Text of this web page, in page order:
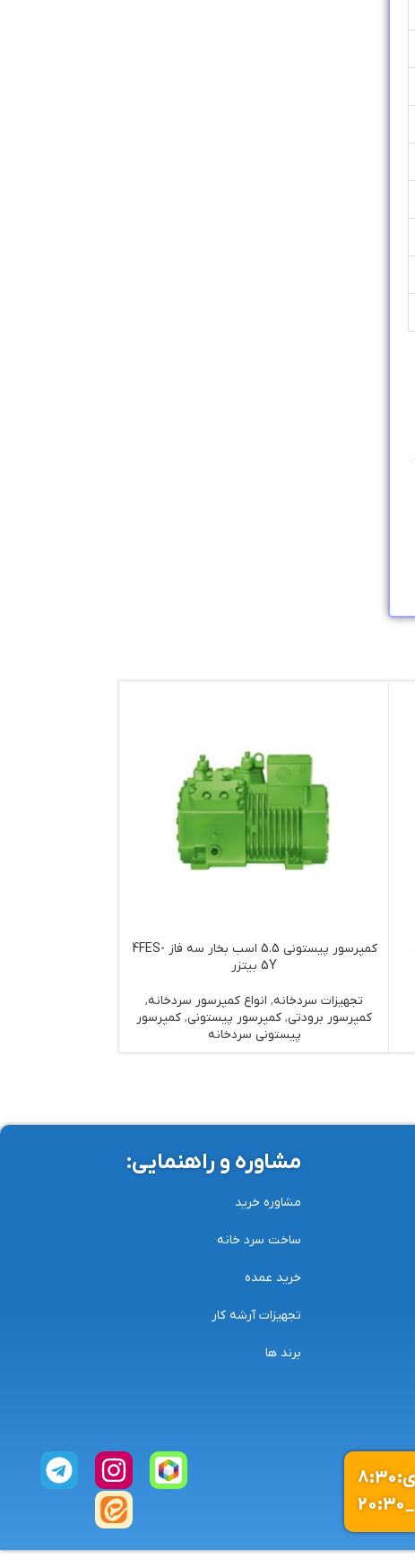
کمپرسور پیستونی 5.5 اسب بخار سه فاز 4FES-
5Y بیتزر
تجهیزات سردخانه, انواع کمپرسور سردخانه,
کمپرسور برودتی, کمپرسور پیستونی, کمپرسور
پیستونی سردخانه
مشاوره و راهنمایی:
مشاوره خرید
ساخت سرد خانه
خرید عمده
تجهیزات آرشه کار
برند ها
ساعت کاری:8:30
_20:30